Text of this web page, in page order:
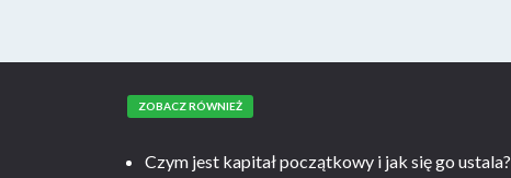
ZOBACZ RÓWNIEŻ
Czym jest kapitał początkowy i jak się go ustala?